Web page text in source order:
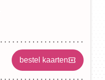
bestel kaarten